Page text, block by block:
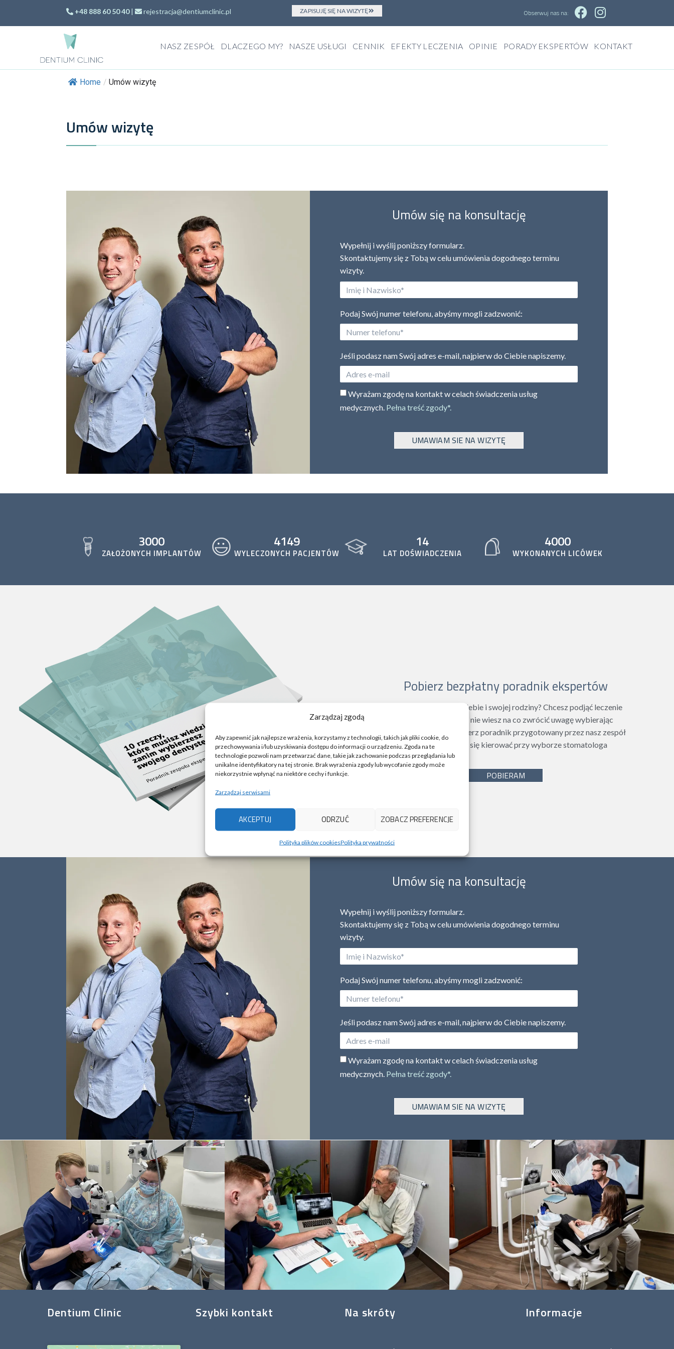
Zarządzaj zgodą
Aby zapewnić jak najlepsze wrażenia, korzystamy z technologii, takich jak pliki cookie, do
przechowywania i/lub uzyskiwania dostępu do informacji o urządzeniu. Zgoda na te
technologie pozwoli nam przetwarzać dane, takie jak zachowanie podczas przeglądania lub
unikalne identyfikatory na tej stronie. Brak wyrażenia zgody lub wycofanie zgody może
niekorzystnie wpłynąć na niektóre cechy i funkcje.
Zarządzaj serwisami
AKCEPTUJ ODRZUĆ ZOBACZ PREFERENCJE
Polityka plików cookiesPolityka prywatności
+48 888 60 50 40| rejestracja@dentiumclinic.pl ZAPISUJĘ SIĘ NA WIZYTĘ Obserwuj nas na:
NASZ ZESPÓŁ DLACZEGO MY? NASZE USŁUGI CENNIK EFEKTY LECZENIA OPINIE PORADY EKSPERTÓW KONTAKT
Home / Umów wizytę
Umów wizytę
Umów się na konsultację
Wypełnij i wyślij poniższy formularz.
Skontaktujemy się z Tobą w celu umówienia dogodnego terminu
wizyty.
Podaj Swój numer telefonu, abyśmy mogli zadzwonić:
Jeśli podasz nam Swój adres e-mail, najpierw do Ciebie napiszemy.
Wyrażam zgodę na kontakt w celach świadczenia usług
medycznych. Pełna treść zgody*.
UMAWIAM SIE NA WIZYTĘ
ZAŁOŻONYCH IMPLANTÓW
3000
WYLECZONYCH PACJENTÓW
4149
LAT DOŚWIADCZENIA
14
WYKONANYCH LICÓWEK
4000
Pobierz bezpłatny poradnik ekspertów
Szukasz gabinetu dla siebie i swojej rodziny? Chcesz podjąć leczenie
stomatologiczne, ale nie wiesz na co zwrócić uwagę wybierając
swojego dentystę? Pobierz poradnik przygotowany przez nasz zespół
i dowiedz się czym się kierować przy wyborze stomatologa
POBIERAM
Umów się na konsultację
Wypełnij i wyślij poniższy formularz.
Skontaktujemy się z Tobą w celu umówienia dogodnego terminu
wizyty.
Podaj Swój numer telefonu, abyśmy mogli zadzwonić:
Jeśli podasz nam Swój adres e-mail, najpierw do Ciebie napiszemy.
Wyrażam zgodę na kontakt w celach świadczenia usług
medycznych. Pełna treść zgody*.
UMAWIAM SIE NA WIZYTĘ
Dentium Clinic Szybki kontakt Na skróty Informacje